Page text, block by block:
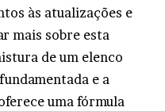
às atualizações e
mais sobre esta
de um elenco
e a
uma fórmula